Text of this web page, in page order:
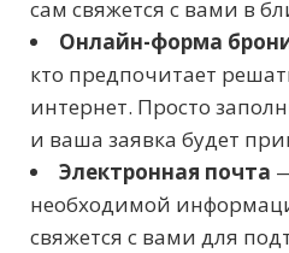
сам свяжется с вами в
Онлайн-форма
кто предпочитает
интернет. Просто
и ваша заявка будет
Электронная почта
необходимой
свяжется с вами для